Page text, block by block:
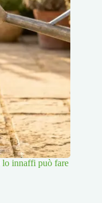
lo innaffi può fare